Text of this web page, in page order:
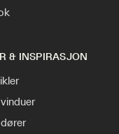
& INSPIRASJON